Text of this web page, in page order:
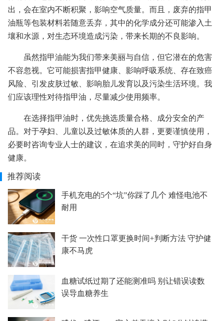
出，会在室内不断积聚，影响空气质量。而且，废弃的指甲
油瓶等包装材料若随意丢弃，其中的化学成分还可能渗入土
壤和水源，对生态环境造成污染，带来长期的不良影响。
虽然指甲油能为我们带来美丽与自信，但它潜在的危害
不容忽视。它可能损害指甲健康、影响呼吸系统、存在致癌
风险、引发皮肤过敏、影响胎儿发育以及污染生活环境。我
们应该理性对待指甲油，尽量减少使用频率。
在选择指甲油时，优先挑选质量合格、成分安全的产
品。对于孕妇、儿童以及过敏体质的人群，更要谨慎使用，
必要时咨询专业人士的建议，在追求美的同时，守护好自身
健康。
推荐阅读
手机充电的5个“坑”你踩了几个 难怪电池不
耐用
干货 一次性口罩更换时间+判断方法 守护健
康不马虎
血糖试纸过期了还能测准吗 别让错误读数
误导血糖养生